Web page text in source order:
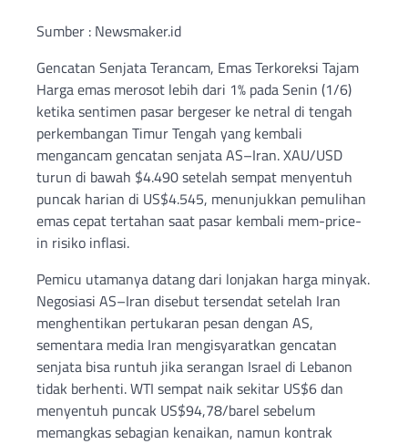
Sumber : Newsmaker.id
Gencatan Senjata Terancam, Emas Terkoreksi Tajam
Harga emas merosot lebih dari 1% pada Senin (1/6)
ketika sentimen pasar bergeser ke netral di tengah
perkembangan Timur Tengah yang kembali
mengancam gencatan senjata AS–Iran. XAU/USD
turun di bawah $4.490 setelah sempat menyentuh
puncak harian di US$4.545, menunjukkan pemulihan
emas cepat tertahan saat pasar kembali mem-price-
in risiko inflasi.
Pemicu utamanya datang dari lonjakan harga minyak.
Negosiasi AS–Iran disebut tersendat setelah Iran
menghentikan pertukaran pesan dengan AS,
sementara media Iran mengisyaratkan gencatan
senjata bisa runtuh jika serangan Israel di Lebanon
tidak berhenti. WTI sempat naik sekitar US$6 dan
menyentuh puncak US$94,78/barel sebelum
memangkas sebagian kenaikan, namun kontrak